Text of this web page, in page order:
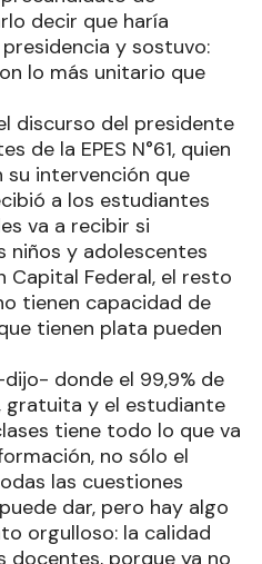
decir que haría
y sostuvo:
lo más unitario que
discurso del presidente
de la EPES N°61, quien
intervención que
a los estudiantes
va a recibir si
niños y adolescentes
Capital Federal, el resto
tienen capacidad de
tienen plata pueden
donde el 99,9% de
gratuita y el estudiante
tiene todo lo que va
no sólo el
las cuestiones
dar, pero hay algo
orgulloso: la calidad
docentes, porque ya no